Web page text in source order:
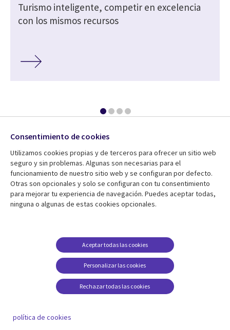
Turismo inteligente, competir en excelencia
con los mismos recursos
¿Cómo podemos ayudarte?
contáctanos
Insights you can act on
Fundada en 1976, CGI se encuentra entre las mayores firmas
independientes de servicios TI y consultoría de negocio del mundo.
el rendimiento de tus inversiones.
Consentimiento de cookies
Utilizamos cookies propias y de terceros para ofrecer un sitio web
seguro y sin problemas. Algunas son necesarias para el
funcionamiento de nuestro sitio web y se configuran por defecto.
Otras son opcionales y solo se configuran con tu consentimiento
para mejorar tu experiencia de navegación. Puedes aceptar todas,
ninguna o algunas de estas cookies opcionales.
Personalizar las cookies
Aceptar todas las cookies
Rechazar todas las cookies
política de cookies